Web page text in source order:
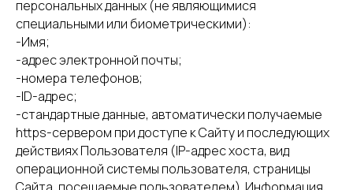
персональных данных (не являющимися
специальными или биометрическими):
-Имя;
-адрес электронной почты;
-номера телефонов;
-ID-адрес;
-стандартные данные, автоматически получаемые
https-сервером при доступе к Сайту и последующих
действиях Пользователя (IР-адрес хоста, вид
операционной системы пользователя, страницы